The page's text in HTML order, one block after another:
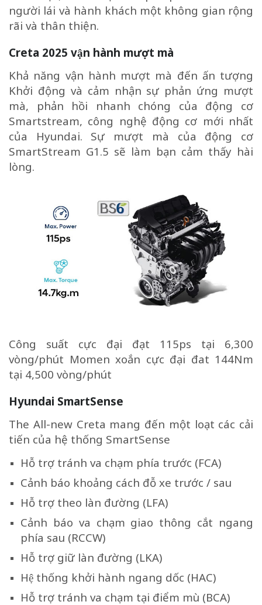
người lái và hành khách một không gian rộng
rãi và thân thiện.
Creta 2025 vận hành mượt mà
Khả năng vận hành mượt mà đến ấn tượng
Khởi động và cảm nhận sự phản ứng mượt
mà, phản hồi nhanh chóng của động cơ
Smartstream, công nghệ động cơ mới nhất
của Hyundai. Sự mượt mà của động cơ
SmartStream G1.5 sẽ làm bạn cảm thấy hài
lòng.
Công suất cực đại đạt 115ps tại 6,300
vòng/phút Momen xoắn cực đại đat 144Nm
tại 4,500 vòng/phút
Hyundai SmartSense
The All-new Creta mang đến một loạt các cải
tiến của hệ thống SmartSense
Hỗ trợ tránh va chạm phía trước (FCA)
Cảnh báo khoảng cách đỗ xe trước / sau
Hỗ trợ theo làn đường (LFA)
Cảnh báo va chạm giao thông cắt ngang
phía sau (RCCW)
Hỗ trợ giữ làn đường (LKA)
Hệ thống khởi hành ngang dốc (HAC)
Hỗ trợ tránh va chạm tại điểm mù (BCA)